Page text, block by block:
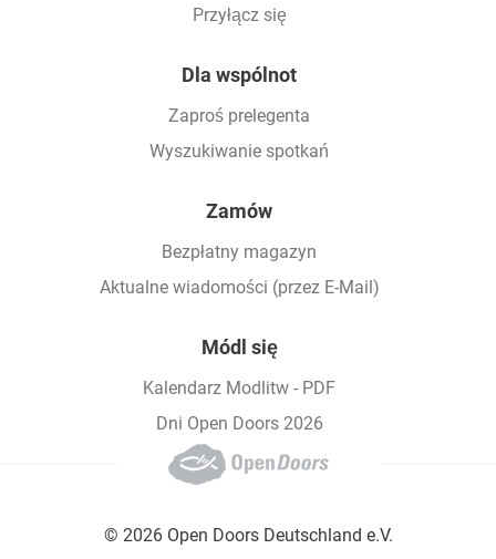
Przyłącz się
Dla wspólnot
Zaproś prelegenta
Wyszukiwanie spotkań
Zamów
Bezpłatny magazyn
Aktualne wiadomości (przez E-Mail)
Módl się
Kalendarz Modlitw - PDF
Dni Open Doors 2026
© 2026 Open Doors Deutschland e.V.